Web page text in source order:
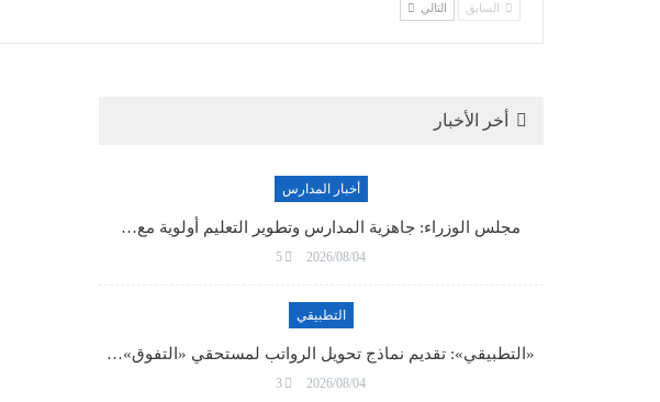
السابق التالي
أخر الأخبار
أخبار المدارس
مجلس الوزراء: جاهزية المدارس وتطوير التعليم أولوية مع…
2026/08/04
5
التطبيقي
«التطبيقي»: تقديم نماذج تحويل الرواتب لمستحقي «التفوق»…
2026/08/04
3